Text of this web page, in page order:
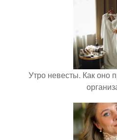
Утро невесты. Как оно